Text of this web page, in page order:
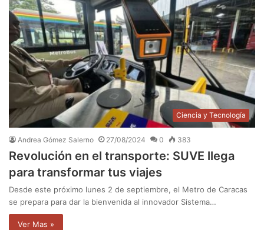
Ciencia y Tecnología
Andrea Gómez Salerno 27/08/2024 0 383
Revolución en el transporte: SUVE llega
para transformar tus viajes
Desde este próximo lunes 2 de septiembre, el Metro de Caracas
se prepara para dar la bienvenida al innovador Sistema…
Ver Mas »